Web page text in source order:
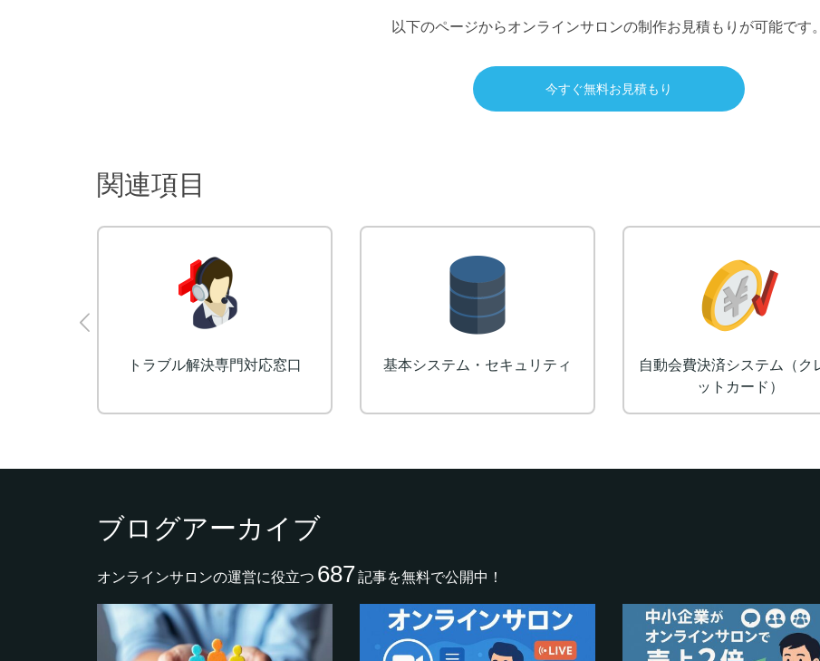
以下のページからオンラインサロンの制作お見積もりが可能です。
今すぐ無料お見積もり
関連項目
予約・決済受付システム ロゴ制作 デザイン
ブログアーカイブ
オンラインサロンの運営に役立つ 687記事を無料で公開中！